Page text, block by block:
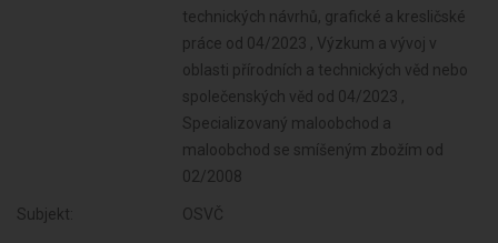
technických návrhů, grafické a kresličské
práce od 04/2023 , Výzkum a vývoj v
oblasti přírodních a technických věd nebo
společenských věd od 04/2023 ,
Specializovaný maloobchod a
maloobchod se smíšeným zbožím od
02/2008
Subjekt: OSVČ